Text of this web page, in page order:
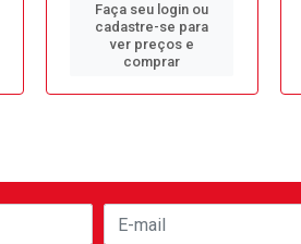
Faça seu login ou
cadastre-se para
ver preços e
comprar